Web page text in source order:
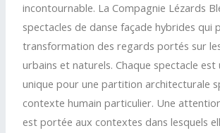
incontournable. La Compagnie Lézards
spectacles de danse façade hybrides qui
transformation des regards portés sur
urbains et naturels. Chaque spectacle
unique pour une partition architecturale
contexte humain particulier. Une
est portée aux contextes dans lesquels